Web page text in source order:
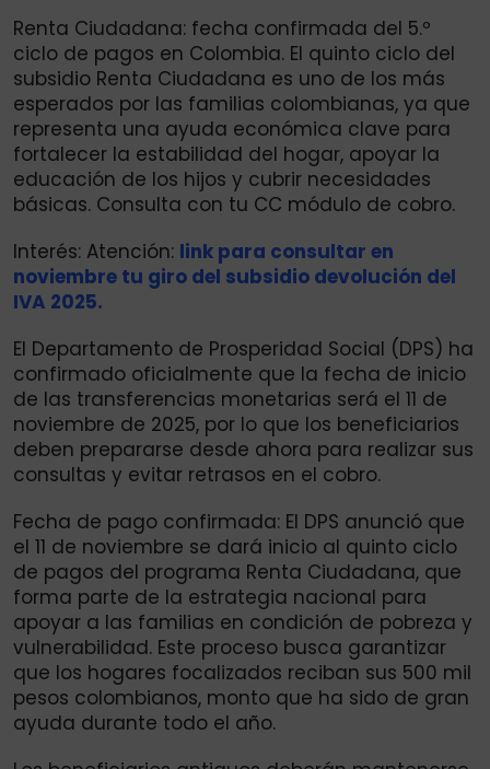
Renta Ciudadana: fecha confirmada del 5.º
ciclo de pagos en Colombia. El quinto ciclo del
subsidio Renta Ciudadana es uno de los más
esperados por las familias colombianas, ya que
representa una ayuda económica clave para
fortalecer la estabilidad del hogar, apoyar la
educación de los hijos y cubrir necesidades
básicas. Consulta con tu CC módulo de cobro.
Interés: Atención: link para consultar en
noviembre tu giro del subsidio devolución del
IVA 2025.
El Departamento de Prosperidad Social (DPS) ha
confirmado oficialmente que la fecha de inicio
de las transferencias monetarias será el 11 de
noviembre de 2025, por lo que los beneficiarios
deben prepararse desde ahora para realizar sus
consultas y evitar retrasos en el cobro.
Fecha de pago confirmada: El DPS anunció que
el 11 de noviembre se dará inicio al quinto ciclo
de pagos del programa Renta Ciudadana, que
forma parte de la estrategia nacional para
apoyar a las familias en condición de pobreza y
vulnerabilidad. Este proceso busca garantizar
que los hogares focalizados reciban sus 500 mil
pesos colombianos, monto que ha sido de gran
ayuda durante todo el año.